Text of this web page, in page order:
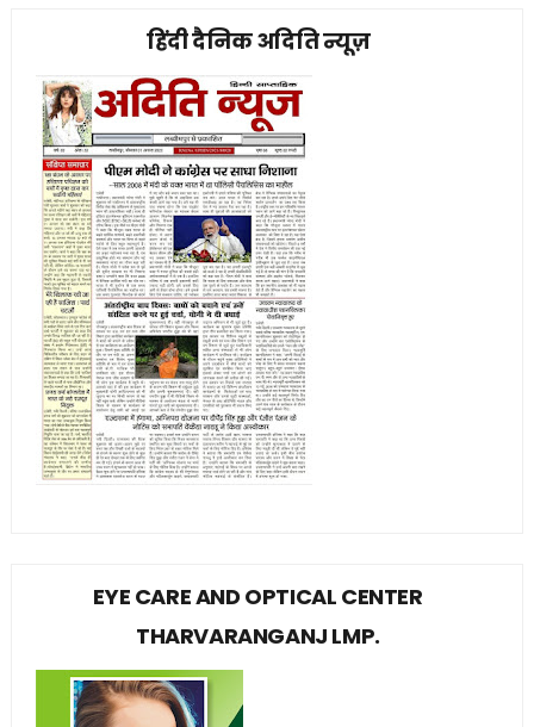
हिंदी दैनिक अदिति न्यूज़
EYE CARE AND OPTICAL CENTER
THARVARANGANJ LMP.